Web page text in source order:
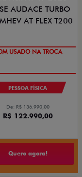
OPORTUNIDADE
PESSOA FÍSICA
De: R$ 136.990,00
R$ 122.990,00
Quero agora!